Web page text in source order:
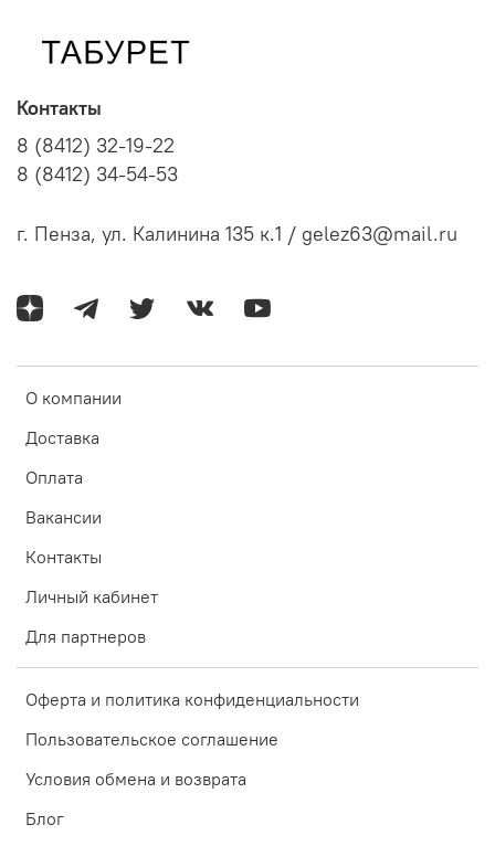
О компании
Доставка
Оплата
Вакансии
Контакты
Личный кабинет
Для партнеров
Оферта и политика конфиденциальности
Пользовательское соглашение
Условия обмена и возврата
Блог
Контакты
8 (8412) 32-19-22
8 (8412) 34-54-53
г. Пенза, ул. Калинина 135 к.1 / gelez63@mail.ru